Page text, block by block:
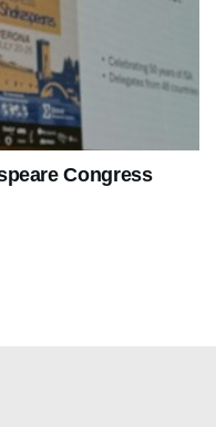
Congress